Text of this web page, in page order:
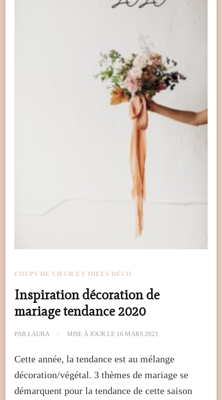
COUPS DE CŒUR ET IDÉES DÉCO
Inspiration décoration de
mariage tendance 2020
PAR LAURA MISE À JOUR LE 16 MARS 2021
Cette année, la tendance est au mélange
décoration/végétal. 3 thèmes de mariage se
démarquent pour la tendance de cette saison